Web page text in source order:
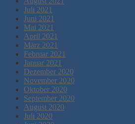
Juli 2021
Juni 2021
Mai 2021
April 2021
März 2021
Februar 2021
Januar 2021
Dezember 2020
November 2020
Oktober 2020
September 2020
August 2020
Juli 2020